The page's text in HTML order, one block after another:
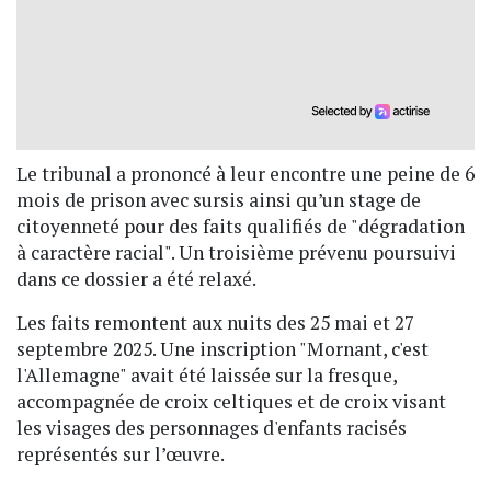
Le tribunal a prononcé à leur encontre une peine de 6
mois de prison avec sursis ainsi qu’un stage de
citoyenneté pour des faits qualifiés de "dégradation
à caractère racial". Un troisième prévenu poursuivi
dans ce dossier a été relaxé.
Les faits remontent aux nuits des 25 mai et 27
septembre 2025. Une inscription "Mornant, c'est
l'Allemagne" avait été laissée sur la fresque,
accompagnée de croix celtiques et de croix visant
les visages des personnages d'enfants racisés
représentés sur l’œuvre.